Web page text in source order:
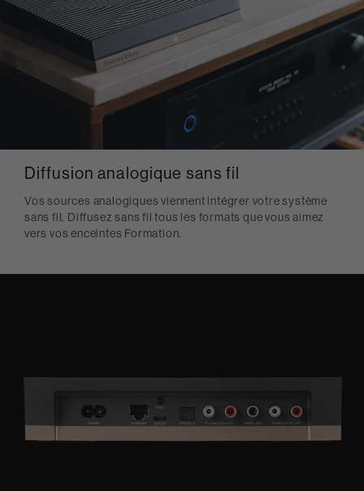
Diffusion analogique sans fil
Vos sources analogiques viennent intégrer votre système
sans fil. Diffusez sans fil tous les formats que vous aimez
vers vos enceintes Formation.